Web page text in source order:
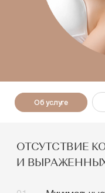
Об услуге
ОТСУТСТВИЕ
И